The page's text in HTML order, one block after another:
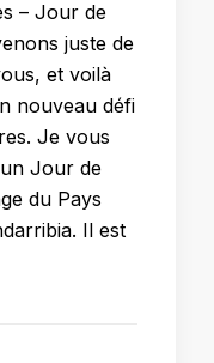
– Jour de
juste de
et voilà
nouveau défi
Je vous
Jour de
du Pays
Il est